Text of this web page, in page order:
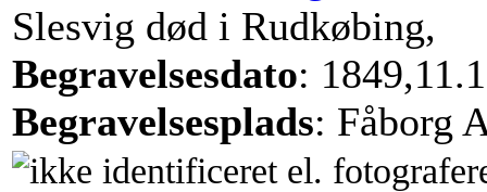
Slesvig død i Rudkøbing,
Begravelsesdato:
Begravelsesplads: Fåborg